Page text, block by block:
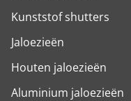
Kunststof shutters
Jaloezieën
Houten jaloezieën
Aluminium jaloezieën